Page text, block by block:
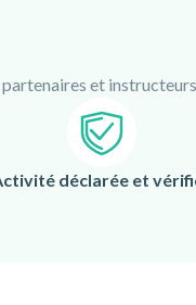
et
déclarée et